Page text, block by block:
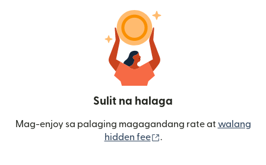
Sulit na halaga
Mag-enjoy sa palaging magagandang rate at walang
hidden fee
.